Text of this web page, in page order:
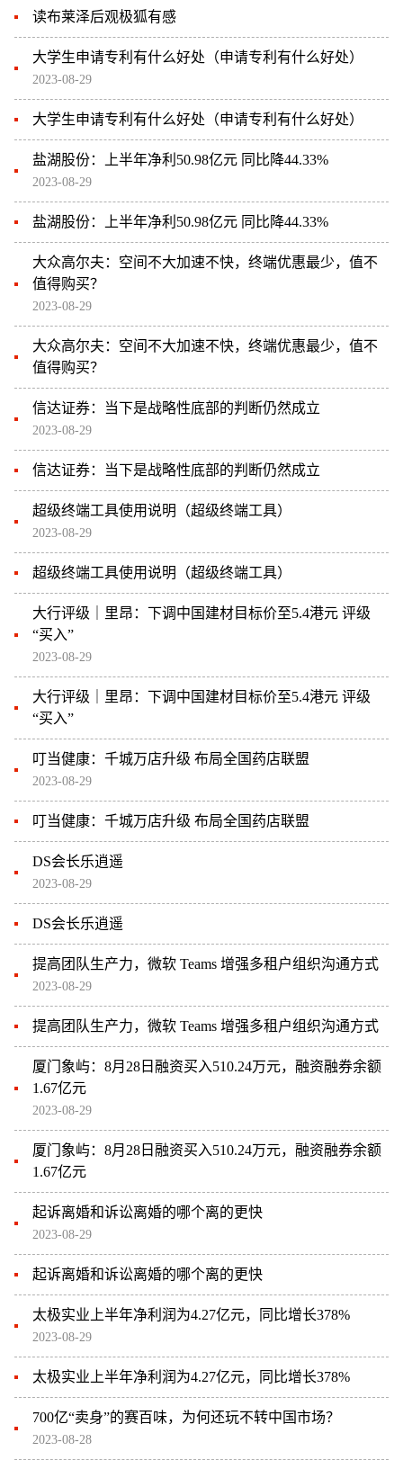
读布莱泽后观极狐有感
大学生申请专利有什么好处（申请专利有什么好处）
2023-08-29
大学生申请专利有什么好处（申请专利有什么好处）
盐湖股份：上半年净利50.98亿元 同比降44.33%
2023-08-29
盐湖股份：上半年净利50.98亿元 同比降44.33%
大众高尔夫：空间不大加速不快，终端优惠最少，值不
值得购买？
2023-08-29
大众高尔夫：空间不大加速不快，终端优惠最少，值不
值得购买？
信达证券：当下是战略性底部的判断仍然成立
2023-08-29
信达证券：当下是战略性底部的判断仍然成立
超级终端工具使用说明（超级终端工具）
2023-08-29
超级终端工具使用说明（超级终端工具）
大行评级｜里昂：下调中国建材目标价至5.4港元 评级
“买入”
2023-08-29
大行评级｜里昂：下调中国建材目标价至5.4港元 评级
“买入”
叮当健康：千城万店升级 布局全国药店联盟
2023-08-29
叮当健康：千城万店升级 布局全国药店联盟
DS会长乐逍遥
2023-08-29
DS会长乐逍遥
提高团队生产力，微软 Teams 增强多租户组织沟通方式
2023-08-29
提高团队生产力，微软 Teams 增强多租户组织沟通方式
厦门象屿：8月28日融资买入510.24万元，融资融券余额
1.67亿元
2023-08-29
厦门象屿：8月28日融资买入510.24万元，融资融券余额
1.67亿元
起诉离婚和诉讼离婚的哪个离的更快
2023-08-29
起诉离婚和诉讼离婚的哪个离的更快
太极实业上半年净利润为4.27亿元，同比增长378%
2023-08-29
太极实业上半年净利润为4.27亿元，同比增长378%
700亿“卖身”的赛百味，为何还玩不转中国市场？
2023-08-28